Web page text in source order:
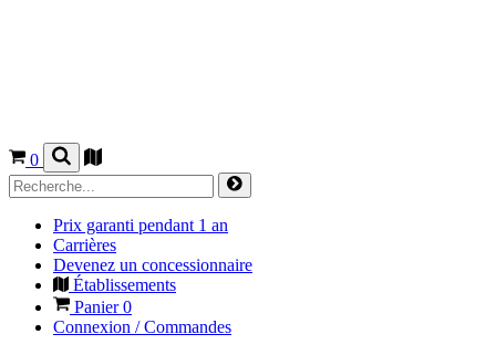
0
Prix garanti pendant 1 an
Carrières
Devenez un concessionnaire
Établissements
Panier0
Connexion / Commandes